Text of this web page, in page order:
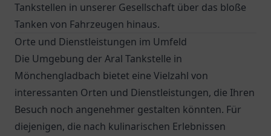
Tankstellen in unserer Gesellschaft über das bloße
Tanken von Fahrzeugen hinaus.
Orte und Dienstleistungen im Umfeld
Die Umgebung der Aral Tankstelle in
Mönchengladbach bietet eine Vielzahl von
interessanten Orten und Dienstleistungen, die Ihren
Besuch noch angenehmer gestalten könnten. Für
diejenigen, die nach kulinarischen Erlebnissen